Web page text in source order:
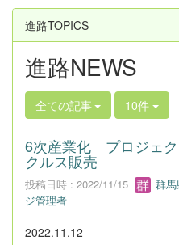
進路TOPICS
進路NEWS
全ての記事 10件
6次産業化 プロジェ
クルス販売
投稿日時 : 2022/11/15
群
ジ管理者
2022.11.12